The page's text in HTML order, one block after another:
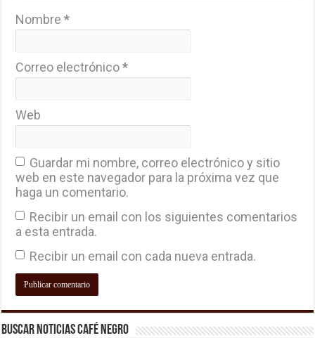
Nombre*
Correo electrónico*
Web
Guardar mi nombre, correo electrónico y sitio
web en este navegador para la próxima vez que
haga un comentario.
Recibir un email con los siguientes comentarios
a esta entrada.
Recibir un email con cada nueva entrada.
Buscar Noticias Café Negro